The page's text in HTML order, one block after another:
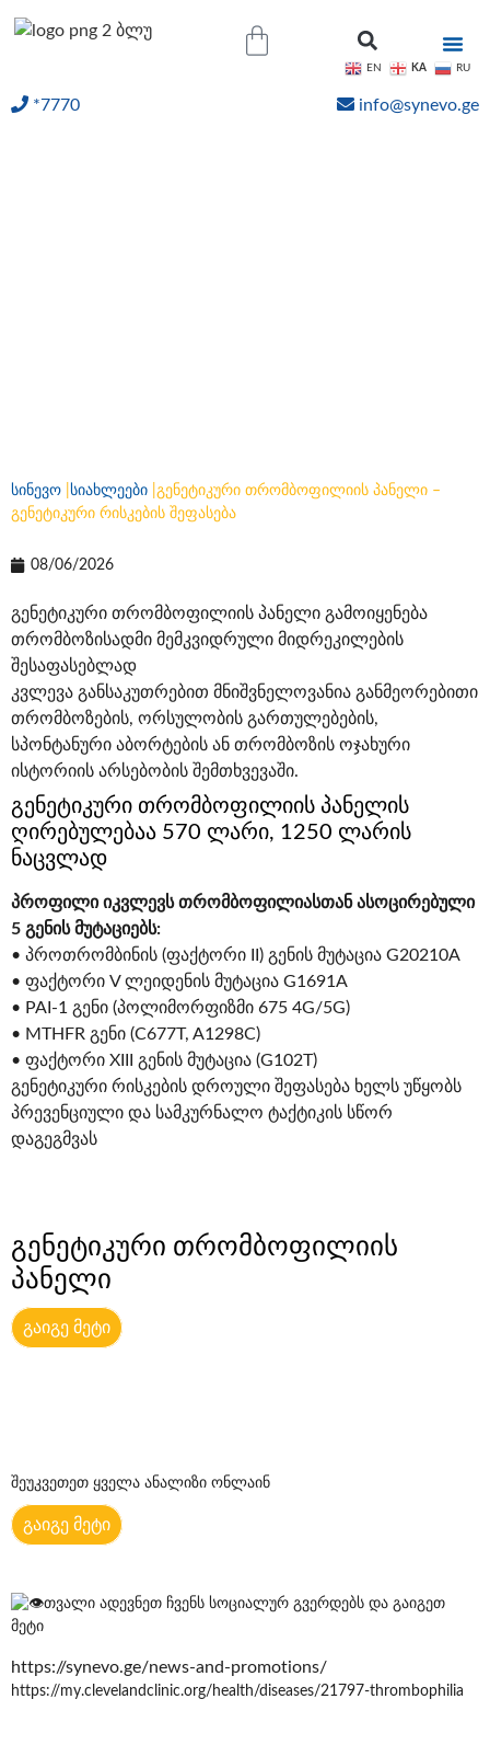
*7770 info@synevo.ge
სინევო სიახლეები გენეტიკური თრომბოფილიის პანელი –
გენეტიკური რისკების შეფასება
08/06/2026
გენეტიკური თრომბოფილიის პანელი გამოიყენება
თრომბოზისადმი მემკვიდრული მიდრეკილების
შესაფასებლად
კვლევა განსაკუთრებით მნიშვნელოვანია განმეორებითი
თრომბოზების, ორსულობის გართულებების,
სპონტანური აბორტების ან თრომბოზის ოჯახური
ისტორიის არსებობის შემთხვევაში.
გენეტიკური თრომბოფილიის პანელის
ღირებულებაა 570 ლარი, 1250 ლარის
ნაცვლად
პროფილი იკვლევს თრომბოფილიასთან ასოცირებული
5 გენის მუტაციებს:
• პროთრომბინის (ფაქტორი II) გენის მუტაცია G20210A
• ფაქტორი V ლეიდენის მუტაცია G1691A
• PAI-1 გენი (პოლიმორფიზმი 675 4G/5G)
• MTHFR გენი (C677T, A1298C)
• ფაქტორი XIII გენის მუტაცია (G102T)
გენეტიკური რისკების დროული შეფასება ხელს უწყობს
პრევენციული და სამკურნალო ტაქტიკის სწორ
დაგეგმვას
გენეტიკური თრომბოფილიის
პანელი
გაიგე მეტი
შეუკვეთეთ ყველა ანალიზი ონლაინ
გაიგე მეტი
თვალი ადევნეთ ჩვენს სოციალურ გვერდებს და გაიგეთ
მეტი
https://synevo.ge/news-and-promotions/
https://my.clevelandclinic.org/health/diseases/21797-thrombophilia
EN KA RU